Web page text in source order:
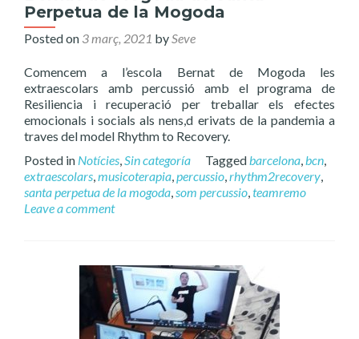
Perpetua de la Mogoda
Posted on 3 març, 2021 bySeve
Comencem a l’escola Bernat de Mogoda les
extraescolars amb percussió amb el programa de
Resiliencia i recuperació per treballar els efectes
emocionals i socials als nens,d erivats de la pandemia a
traves del model Rhythm to Recovery.
Posted in Notícies,Sin categoría Taggedbarcelona,bcn,
extraescolars,musicoterapia,percussio,rhythm2recovery,
santa perpetua de la mogoda,som percussio,teamremo
Leave a comment